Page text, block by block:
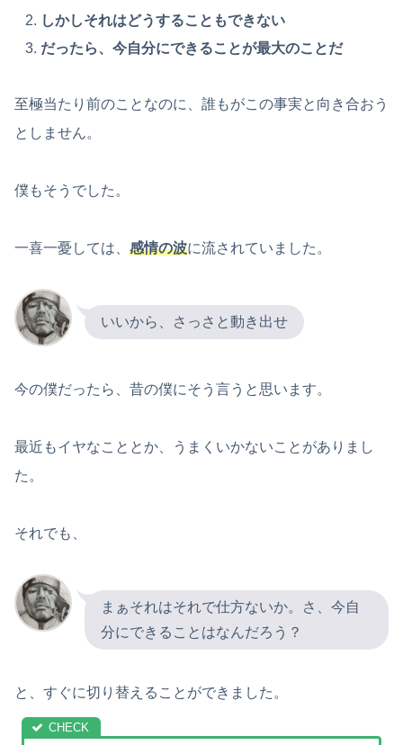
しかしそれはどうすることもできない
だったら、今自分にできることが最大のことだ
至極当たり前のことなのに、誰もがこの事実と向き合おう
としません。
僕もそうでした。
一喜一憂しては、 感情の波に流されていました。
いいから、さっさと動き出せ
今の僕だったら、昔の僕にそう言うと思います。
最近もイヤなこととか、うまくいかないことがありまし
た。
それでも、
まぁそれはそれで仕方ないか。さ、今自
分にできることはなんだろう？
と、すぐに切り替えることができました。